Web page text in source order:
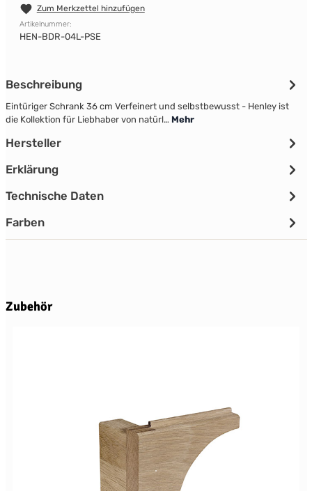
Zum Merkzettel hinzufügen
Artikelnummer:
HEN-BDR-04L-PSE
Beschreibung
Eintüriger Schrank 36 cm Verfeinert und selbstbewusst - Henley ist
die Kollektion für Liebhaber von natürl… Mehr
Hersteller
Erklärung
Technische Daten
Farben
Produktgalerie überspringen
Zubehör